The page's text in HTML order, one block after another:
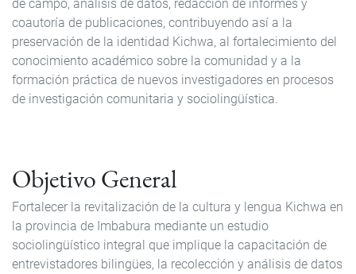
de campo, análisis de datos, redacción de informes y
coautoría de publicaciones, contribuyendo así a la
preservación de la identidad Kichwa, al fortalecimiento del
conocimiento académico sobre la comunidad y a la
formación práctica de nuevos investigadores en procesos
de investigación comunitaria y sociolingüística.
Objetivo General
Fortalecer la revitalización de la cultura y lengua Kichwa en
la provincia de Imbabura mediante un estudio
sociolingüístico integral que implique la capacitación de
entrevistadores bilingües, la recolección y análisis de datos